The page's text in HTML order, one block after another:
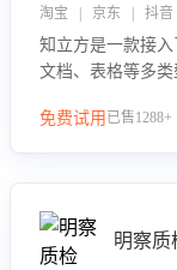
淘宝 | 京东 | 抖
知立方是一款接入
文档、表格等多类
助用户高效管理
免费试用 已售1288+
明察质